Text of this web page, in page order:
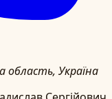
область, Україна